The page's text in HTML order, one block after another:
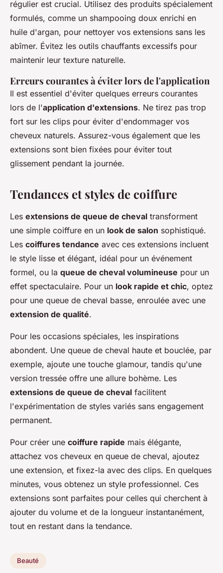
régulier est crucial. Utilisez des produits spécialement
formulés, comme un shampooing doux enrichi en
huile d'argan, pour nettoyer vos extensions sans les
abîmer. Évitez les outils chauffants excessifs pour
maintenir leur texture naturelle.
Erreurs courantes à éviter lors de l'application
Il est essentiel d'éviter quelques erreurs courantes
lors de l'application d'extensions. Ne tirez pas trop
fort sur les clips pour éviter d'endommager vos
cheveux naturels. Assurez-vous également que les
extensions sont bien fixées pour éviter tout
glissement pendant la journée.
Tendances et styles de coiffure
Les extensions de queue de cheval transforment
une simple coiffure en un look de salon sophistiqué.
Les coiffures tendance avec ces extensions incluent
le style lisse et élégant, idéal pour un événement
formel, ou la queue de cheval volumineuse pour un
effet spectaculaire. Pour un look rapide et chic, optez
pour une queue de cheval basse, enroulée avec une
extension de qualité.
Pour les occasions spéciales, les inspirations
abondent. Une queue de cheval haute et bouclée, par
exemple, ajoute une touche glamour, tandis qu'une
version tressée offre une allure bohème. Les
extensions de queue de cheval facilitent
l'expérimentation de styles variés sans engagement
permanent.
Pour créer une coiffure rapide mais élégante,
attachez vos cheveux en queue de cheval, ajoutez
une extension, et fixez-la avec des clips. En quelques
minutes, vous obtenez un style professionnel. Ces
extensions sont parfaites pour celles qui cherchent à
ajouter du volume et de la longueur instantanément,
tout en restant dans la tendance.
Beauté